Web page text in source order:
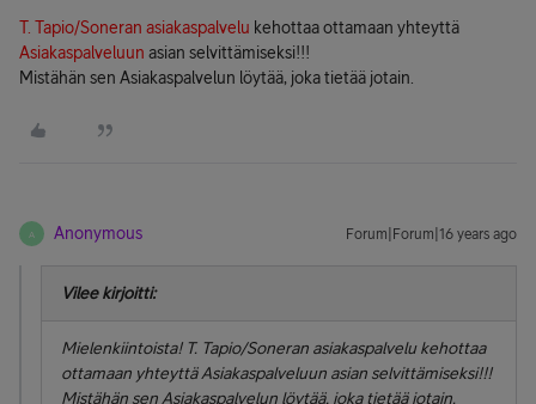
T. Tapio/Soneran asiakaspalvelu kehottaa ottamaan yhteyttä
Asiakaspalveluun asian selvittämiseksi!!!
Mistähän sen Asiakaspalvelun löytää, joka tietää jotain.
A Anonymous Forum|Forum|16 years ago
Vilee kirjoitti:
Mielenkiintoista! T. Tapio/Soneran asiakaspalvelu kehottaa
ottamaan yhteyttä Asiakaspalveluun asian selvittämiseksi!!!
Mistähän sen Asiakaspalvelun löytää, joka tietää jotain.